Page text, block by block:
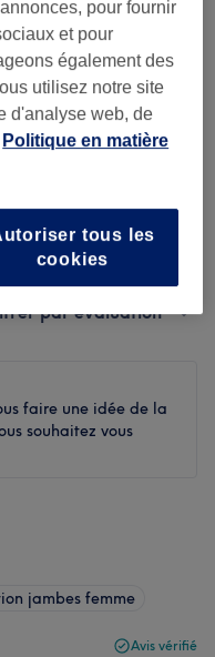
par évaluation
faire une idée de la
souhaitez vous
jambes femme
Avis vérifié
pour fournir
et pour
également des
utilisez notre site
d'analyse web, de
Politique en matière
tous les
cookies